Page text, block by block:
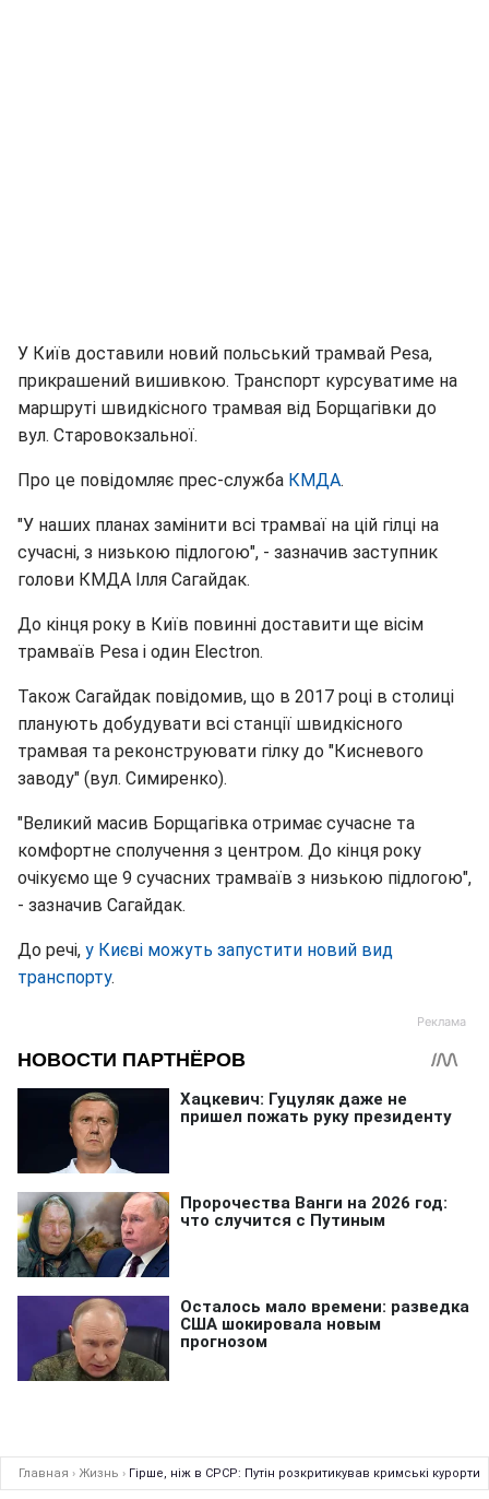
У Київ доставили новий польський трамвай Реѕа,
прикрашений вишивкою. Транспорт курсуватиме на
маршруті швидкісного трамвая від Борщагівки до
вул. Старовокзальної.
Про це повідомляє прес-служба КМДА.
"У наших планах замінити всі трамваї на цій гілці на
сучасні, з низькою підлогою", - зазначив заступник
голови КМДА Ілля Сагайдак.
До кінця року в Київ повинні доставити ще вісім
трамваїв Реѕа і один Electron.
Також Сагайдак повідомив, що в 2017 році в столиці
планують добудувати всі станції швидкісного
трамвая та реконструювати гілку до "Кисневого
заводу" (вул. Симиренко).
"Великий масив Борщагівка отримає сучасне та
комфортне сполучення з центром. До кінця року
очікуємо ще 9 сучасних трамваїв з низькою підлогою",
- зазначив Сагайдак.
До речі, у Києві можуть запустити новий вид
транспорту.
Главная › Жизнь › Гірше, ніж в СРСР: Путін розкритикував кримські курорти